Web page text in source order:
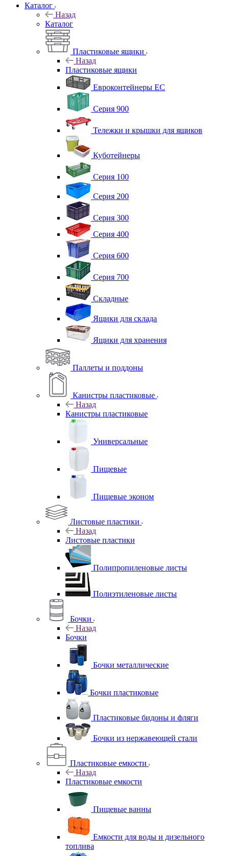
Каталог
Назад
Каталог
Пластиковые ящики
Назад
Пластиковые ящики
Евроконтейнеры ЕС
Серия 900
Тележки и крышки для ящиков
Куботейнеры
Серия 100
Серия 200
Серия 300
Серия 400
Серия 600
Серия 700
Складные
Ящики для склада
Ящики для хранения
Паллеты и поддоны
Канистры пластиковые
Назад
Канистры пластиковые
Универсальные
Пищевые
Пищевые эконом
Листовые пластики
Назад
Листовые пластики
Полипропиленовые листы
Полиэтиленовые листы
Бочки
Назад
Бочки
Бочки металлические
Бочки пластиковые
Пластиковые бидоны и фляги
Бочки из нержавеющей стали
Пластиковые емкости
Назад
Пластиковые емкости
Пищевые ванны
Емкости для воды и дизельного
топлива